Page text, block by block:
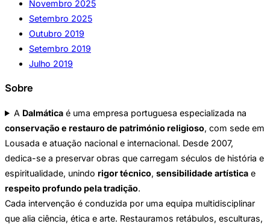
Novembro 2025
Setembro 2025
Outubro 2019
Setembro 2019
Julho 2019
Sobre
A Dalmática é uma empresa portuguesa especializada na
conservação e restauro de património religioso, com sede em
Lousada e atuação nacional e internacional. Desde 2007,
dedica-se a preservar obras que carregam séculos de história e
espiritualidade, unindo rigor técnico, sensibilidade artística e
respeito profundo pela tradição.
Cada intervenção é conduzida por uma equipa multidisciplinar
que alia ciência, ética e arte. Restauramos retábulos, esculturas,